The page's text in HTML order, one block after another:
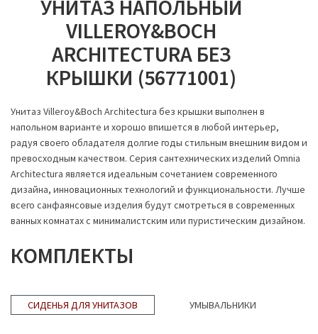
УНИТАЗ НАПОЛЬНЫЙ
VILLEROY&BOCH
ARCHITECTURA БЕЗ
КРЫШКИ (56771001)
Унитаз Villeroy&Boch Architectura без крышки выполнен в
напольном варианте и хорошо впишется в любой интерьер,
радуя своего обладателя долгие годы стильным внешним видом и
превосходным качеством. Серия сантехнических изделий Omnia
Architectura является идеальным сочетанием современного
дизайна, инновационных технологий и функциональности. Лучше
всего санфаянсовые изделия будут смотреться в современных
ванных комнатах с минималистским или пуристическим дизайном.
КОМПЛЕКТЫ
СИДЕНЬЯ ДЛЯ УНИТАЗОВ УМЫВАЛЬНИКИ